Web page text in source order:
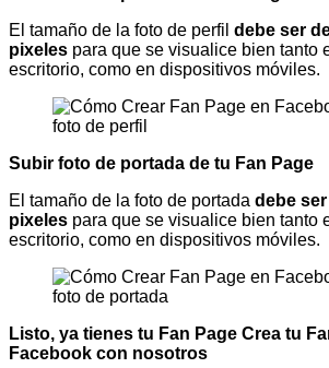
El tamaño de la foto de perfil debe ser
pixeles para que se visualice bien tanto
escritorio, como en dispositivos móviles.
Subir foto de portada de tu Fan Page
El tamaño de la foto de portada debe
pixeles para que se visualice bien tanto
escritorio, como en dispositivos móviles.
Listo, ya tienes tu Fan Page Crea tu
Facebook con nosotros